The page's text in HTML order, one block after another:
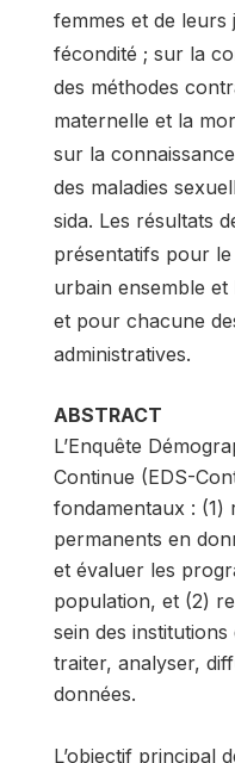
femmes et de leurs
fécondité ; sur la
des méthodes
maternelle et la
sur la
des maladies
sida. Les résultats
présentatifs pour
urbain ensemble
et pour chacune
administratives.
ABSTRACT
L’Enquête
Continue (EDS-
fondamentaux : (1)
permanents en
et évaluer les
population, et (2)
sein des
traiter, analyser,
données.
L’objectif principal